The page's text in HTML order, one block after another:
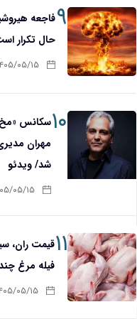
۹فاجعه
حال تکرار
۱۴۰۵/۰۵/۱۵
۱۰سکانس
مهران
شد/ ویدئو
۱۴۰۵/۰۵/۱۵
۱۱قیمت ران،
فیله مرغ
۱۴۰۵/۰۵/۱۵